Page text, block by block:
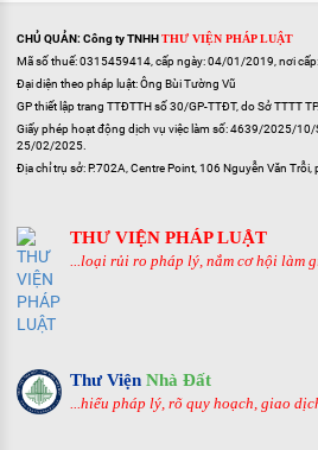
CHỦ QUẢN: Công ty TNHHTHƯ VIỆN PHÁP LUẬT
Mã số thuế: 0315459414, cấp ngày: 04/01/2019, nơi cấp:
Đại diện theo pháp luật: Ông Bùi Tường Vũ
GP thiết lập trang TTĐTTH số 30/GP-TTĐT, do Sở TTTT
Giấy phép hoạt động dịch vụ việc làm số: 4639/2025/10/
25/02/2025.
Địa chỉ trụ sở: P.702A, Centre Point, 106 Nguyễn Văn Trỗi,
THƯ VIỆN PHÁP LUẬT
...loại rủi ro pháp lý, nắm cơ hội làm
Thư Viện Nhà Đất
...hiểu pháp lý, rõ quy hoạch, giao